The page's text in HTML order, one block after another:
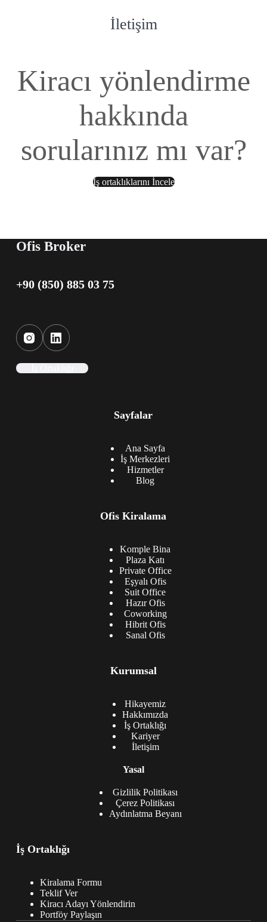
İletişim
Kiracı yönlendirme
hakkında
sorularınız mı var?
İş ortaklıklarını İncele
Ofis Broker
+90 (850) 885 03 75
Sayfalar
Ana Sayfa
İş Merkezleri
Hizmetler
Blog
Ofis Kiralama
Komple Bina
Plaza Katı
Private Office
Eşyalı Ofis
Suit Office
Hazır Ofis
Coworking
Hibrit Ofis
Sanal Ofis
Kurumsal
Hikayemiz
Hakkımızda
İş Ortaklığı
Kariyer
İletişim
Yasal
Gizlilik Politikası
Çerez Politikası
Aydınlatma Beyanı
İş Ortaklığı
Kiralama Formu
Teklif Ver
Kiracı Adayı Yönlendirin
Portföy Paylaşın